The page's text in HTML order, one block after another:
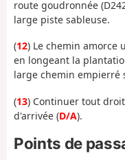
route goudronnée
large piste sableuse.
(12) Le chemin amorce
en longeant la
large chemin empierré
(13) Continuer tout
d'arrivée (D/A).
Points de